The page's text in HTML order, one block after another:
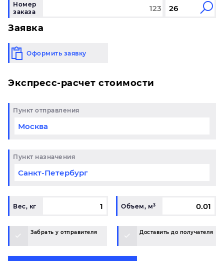
Номер
заказа
Заявка
Оформить заявку
Экспресс-расчет стоимости
Пункт отправления
Пункт назначения
Вес, кг Объем, м³
Забрать у отправителя Доставить до получателя